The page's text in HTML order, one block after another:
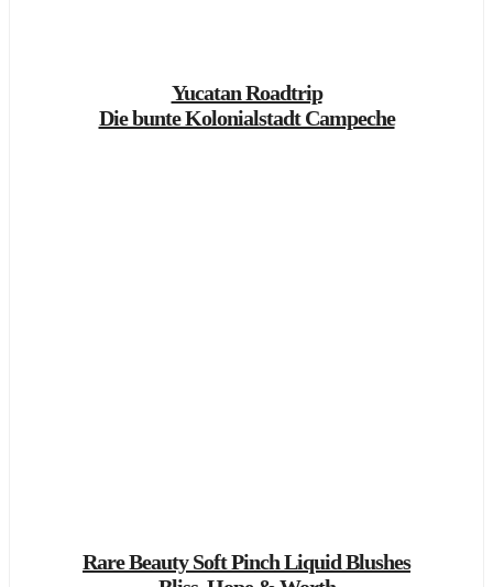
Yucatan Roadtrip
Die bunte Kolonialstadt Campeche
Rare Beauty Soft Pinch Liquid Blushes